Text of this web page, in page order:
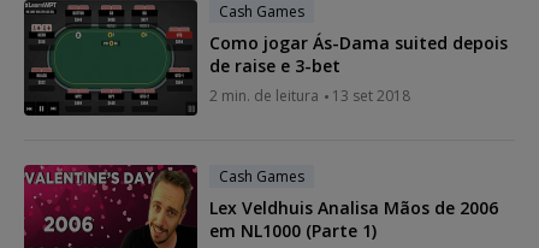
Cash Games
Como jogar Ás-Dama suited depois
de raise e 3-bet
2 min. de leitura 13 set 2018
Cash Games
Lex Veldhuis Analisa Mãos de 2006
em NL1000 (Parte 1)